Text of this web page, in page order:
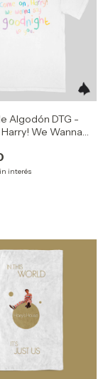
Algodón DTG -
We Wanna
interés